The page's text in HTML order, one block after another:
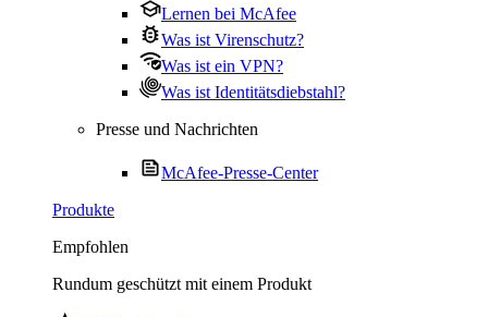
Lernen bei McAfee
Was ist Virenschutz?
Was ist ein VPN?
Was ist Identitätsdiebstahl?
Presse und Nachrichten
McAfee-Presse-Center
Produkte
Empfohlen
Rundum geschützt mit einem Produkt